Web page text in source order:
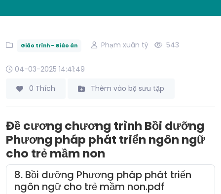
Giáo trình - Giáo án Phạm xuân tý 543
04-03-2025 14:41:49
0 Thích
Thêm vào bộ sưu tập
Đề cương chương trình Bồi dưỡng
Phương pháp phát triển ngôn ngữ
cho trẻ mầm non
8. Bồi dưỡng Phương pháp phát triển
ngôn ngữ cho trẻ mầm non.pdf